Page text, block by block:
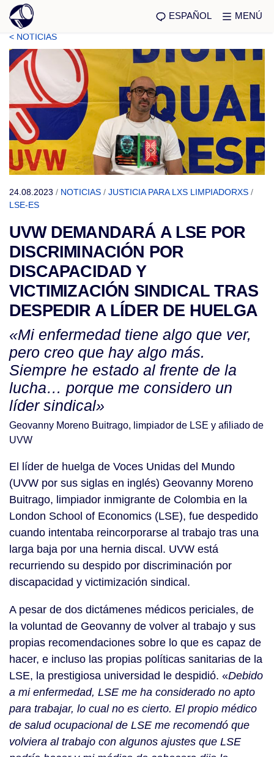
ESPAÑOL MENÚ
< NOTICIAS
24.08.2023 / NOTICIAS / JUSTICIA PARA LXS LIMPIADORXS /
LSE-ES
UVW DEMANDARÁ A LSE POR
DISCRIMINACIÓN POR
DISCAPACIDAD Y
VICTIMIZACIÓN SINDICAL TRAS
DESPEDIR A LÍDER DE HUELGA
«Mi enfermedad tiene algo que ver,
pero creo que hay algo más.
Siempre he estado al frente de la
lucha… porque me considero un
líder sindical»
Geovanny Moreno Buitrago, limpiador de LSE y afiliado de
UVW
El líder de huelga de Voces Unidas del Mundo
(UVW por sus siglas en inglés) Geovanny Moreno
Buitrago, limpiador inmigrante de Colombia en la
London School of Economics (LSE), fue despedido
cuando intentaba reincorporarse al trabajo tras una
larga baja por una hernia discal. UVW está
recurriendo su despido por discriminación por
discapacidad y victimización sindical.
A pesar de dos dictámenes médicos periciales, de
la voluntad de Geovanny de volver al trabajo y sus
propias recomendaciones sobre lo que es capaz de
hacer, e incluso las propias políticas sanitarias de la
LSE, la prestigiosa universidad le despidió. «Debido
a mi enfermedad, LSE me ha considerado no apto
para trabajar, lo cual no es cierto. El propio médico
de salud ocupacional de LSE me recomendó que
volviera al trabajo con algunos ajustes que LSE